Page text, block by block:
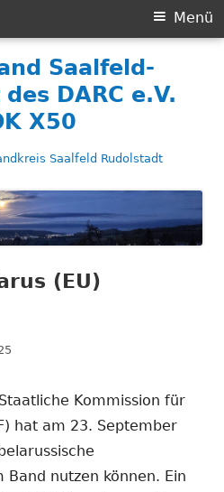
Saalfeld-
DARC e.V.
X50
Saalfeld Rudolstadt
Menü
(EU)
Kommission für
hat am 23. September
Band nutzen können. Ein